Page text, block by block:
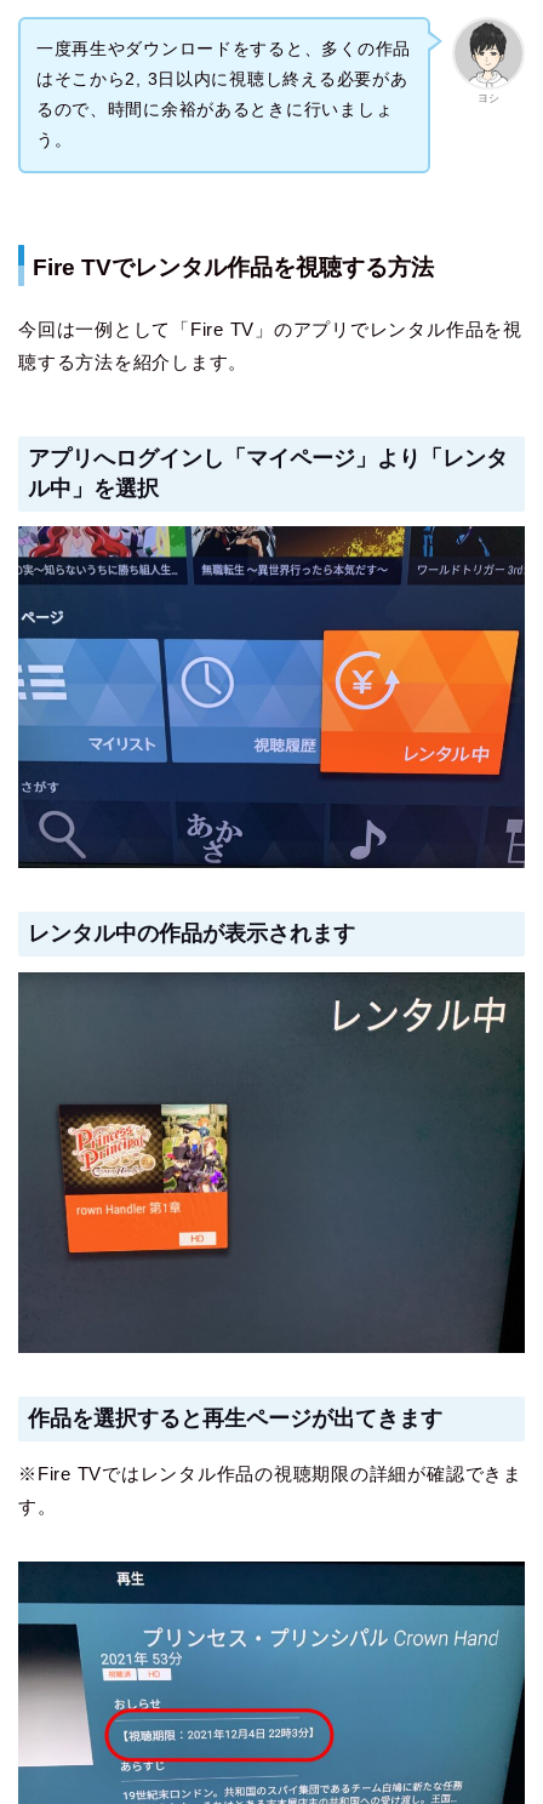
ヨシ
一度再生やダウンロードをすると、多くの作品
はそこから2, 3日以内に視聴し終える必要があ
るので、時間に余裕があるときに行いましょ
う。
Fire TVでレンタル作品を視聴する方法
今回は一例として「Fire TV」のアプリでレンタル作品を視
聴する方法を紹介します。
アプリへログインし「マイページ」より「レンタ
ル中」を選択
レンタル中の作品が表示されます
作品を選択すると再生ページが出てきます
※Fire TVではレンタル作品の視聴期限の詳細が確認できま
す。